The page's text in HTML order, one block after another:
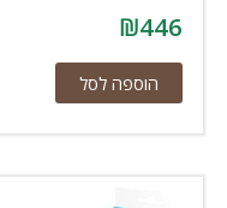
₪446
הוספה לסל